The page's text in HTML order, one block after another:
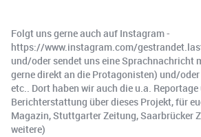
Folgt uns gerne auch auf Instagram -
https://www.instagram.com/
und/oder sendet uns eine Sprachnachricht
gerne direkt an die Protagonisten) und/oder
etc.. Dort haben wir auch die u.a.
Berichterstattung über dieses Projekt, für
Magazin, Stuttgarter Zeitung, Saarbrücker
weitere)